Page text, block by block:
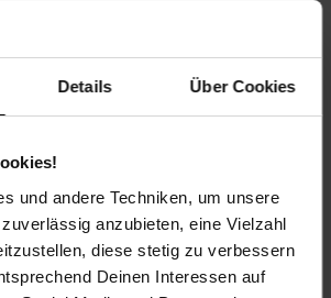
Details Über Cookies
und andere Techniken, um unsere
anzubieten, eine Vielzahl
diese stetig zu verbessern
Deinen Interessen auf
Garantieumfang: 5 Jahre auf
2 Jahre